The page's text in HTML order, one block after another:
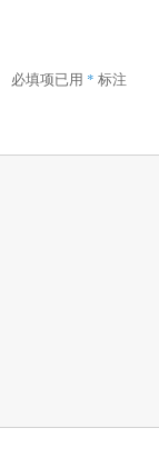
必填项已用 * 标注